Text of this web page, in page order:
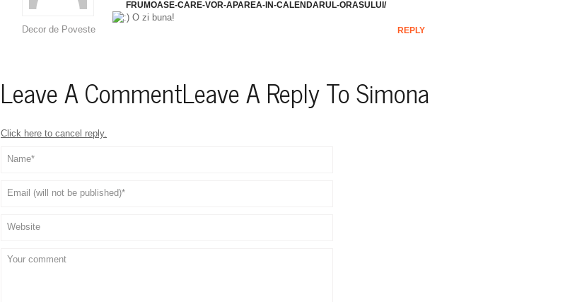
Decor de Poveste
FRUMOASE-CARE-VOR-APAREA-IN-CALENDARUL-ORASULUI/
O zi buna!
REPLY
Leave A CommentLeave A Reply ToSimona
Click here to cancel reply.